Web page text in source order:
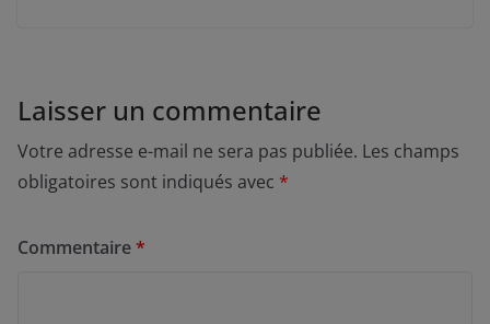
Laisser un commentaire
Votre adresse e-mail ne sera pas publiée. Les champs
obligatoires sont indiqués avec *
Commentaire*